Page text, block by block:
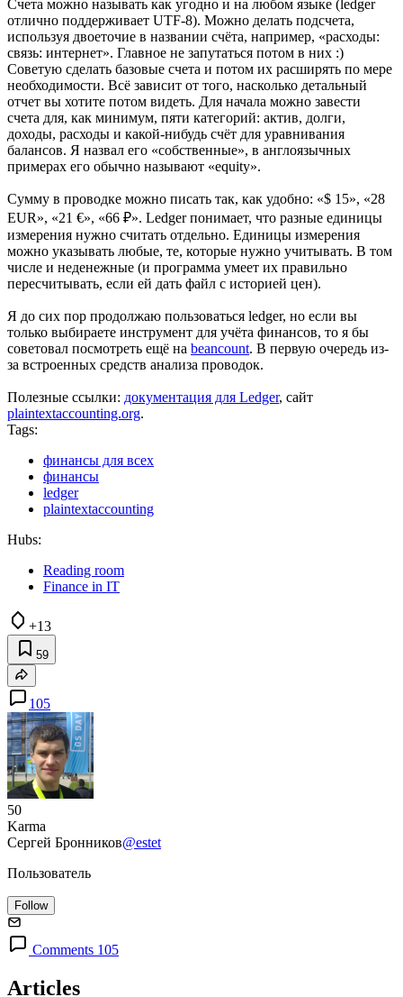
Счета можно называть как угодно и на любом языке (ledger
отлично поддерживает UTF-8). Можно делать подсчета,
используя двоеточие в названии счёта, например, «расходы:
связь: интернет». Главное не запутаться потом в них :)
Советую сделать базовые счета и потом их расширять по мере
необходимости. Всё зависит от того, насколько детальный
отчет вы хотите потом видеть. Для начала можно завести
счета для, как минимум, пяти категорий: актив, долги,
доходы, расходы и какой-нибудь счёт для уравнивания
балансов. Я назвал его «собственные», в англоязычных
примерах его обычно называют «equity».
Сумму в проводке можно писать так, как удобно: «$ 15», «28
EUR», «21 €», «66 ₽». Ledger понимает, что разные единицы
измерения нужно считать отдельно. Единицы измерения
можно указывать любые, те, которые нужно учитывать. В том
числе и неденежные (и программа умеет их правильно
пересчитывать, если ей дать файл с историей цен).
Я до сих пор продолжаю пользоваться ledger, но если вы
только выбираете инструмент для учёта финансов, то я бы
советовал посмотреть ещё на beancount. В первую очередь из-
за встроенных средств анализа проводок.
Полезные ссылки: документация для Ledger, сайт
plaintextaccounting.org.
Tags:
финансы для всех
финансы
ledger
plaintextaccounting
Hubs:
Reading room
Finance in IT
+13
59
105
50
Karma
Сергей Бронников@estet
Пользователь
Follow
Comments 105
Articles